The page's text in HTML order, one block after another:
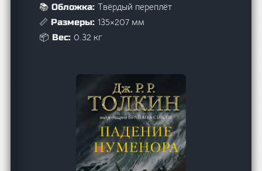
📚 Обложка:Твёрдый переплёт
📏 Размеры:135×207 мм
📦 Вес:0.32 кг